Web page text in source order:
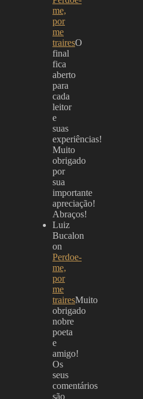
me,
por
me
trairesO
final
fica
aberto
para
cada
leitor
e
suas
experiências!
Muito
obrigado
por
sua
importante
apreciação!
Abraços!
Luiz
Bucalon
on
Perdoe-
me,
por
me
trairesMuito
obrigado
nobre
poeta
e
amigo!
Os
seus
comentários
são